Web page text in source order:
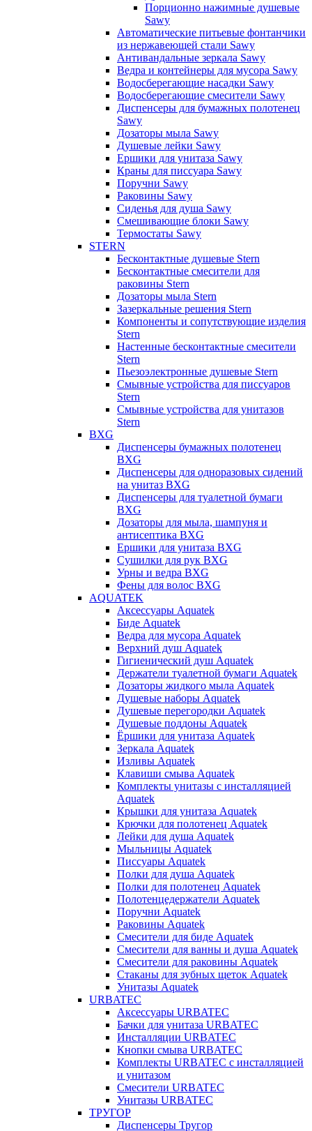
Порционно нажимные душевые
Sawy
Автоматические питьевые фонтанчики
из нержавеющей стали Sawy
Антивандальные зеркала Sawy
Ведра и контейнеры для мусора Sawy
Водосберегающие насадки Sawy
Водосберегающие смесители Sawy
Диспенсеры для бумажных полотенец
Sawy
Дозаторы мыла Sawy
Душевые лейки Sawy
Ершики для унитаза Sawy
Краны для писсуара Sawy
Поручни Sawy
Раковины Sawy
Сиденья для душа Sawy
Смешивающие блоки Sawy
Термостаты Sawy
STERN
Бесконтактные душевые Stern
Бесконтактные смесители для
раковины Stern
Дозаторы мыла Stern
Зазеркальные решения Stern
Компоненты и сопутствующие изделия
Stern
Настенные бесконтактные смесители
Stern
Пьезоэлектронные душевые Stern
Смывные устройства для писсуаров
Stern
Смывные устройства для унитазов
Stern
BXG
Диспенсеры бумажных полотенец
BXG
Диспенсеры для одноразовых сидений
на унитаз BXG
Диспенсеры для туалетной бумаги
BXG
Дозаторы для мыла, шампуня и
антисептика BXG
Ершики для унитаза BXG
Сушилки для рук BXG
Урны и ведра BXG
Фены для волос BXG
AQUATEK
Аксессуары Aquatek
Биде Aquatek
Ведра для мусора Aquatek
Верхний душ Aquatek
Гигиенический душ Aquatek
Держатели туалетной бумаги Aquatek
Дозаторы жидкого мыла Aquatek
Душевые наборы Aquatek
Душевые перегородки Aquatek
Душевые поддоны Aquatek
Ёршики для унитаза Aquatek
Зеркала Aquatek
Изливы Aquatek
Клавиши смыва Aquatek
Комплекты унитазы с инсталляцией
Aquatek
Крышки для унитаза Aquatek
Крючки для полотенец Aquatek
Лейки для душа Aquatek
Мыльницы Aquatek
Писсуары Aquatek
Полки для душа Aquatek
Полки для полотенец Aquatek
Полотенцедержатели Aquatek
Поручни Aquatek
Раковины Aquatek
Смесители для биде Aquatek
Смесители для ванны и душа Aquatek
Смесители для раковины Aquatek
Стаканы для зубных щеток Aquatek
Унитазы Aquatek
URBATEC
Аксессуары URBATEC
Бачки для унитаза URBATEC
Инсталляции URBATEC
Кнопки смыва URBATEC
Комплекты URBATEC с инсталляцией
и унитазом
Смесители URBATEC
Унитазы URBATEC
ТРУГОР
Диспенсеры Тругор